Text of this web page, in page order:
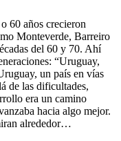
60 años crecieron
Monteverde, Barreiro
del 60 y 70. Ahí
“Uruguay,
un país en vías
de las dificultades,
era un camino
hacia algo mejor.
alrededor…